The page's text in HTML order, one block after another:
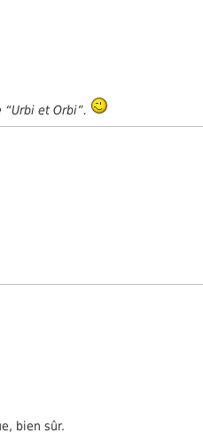
et Orbi”.
bien sûr.